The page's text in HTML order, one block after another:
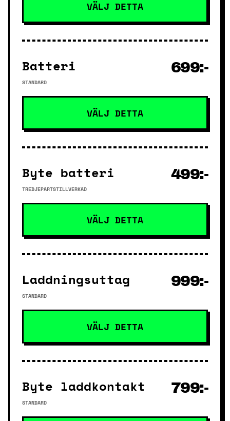
VÄLJ DETTA
Batteri
STANDARD
699:-
VÄLJ DETTA
Byte batteri
TREDJEPARTSTILLVERKAD
499:-
VÄLJ DETTA
Laddningsuttag
STANDARD
999:-
VÄLJ DETTA
Byte laddkontakt
STANDARD
799:-